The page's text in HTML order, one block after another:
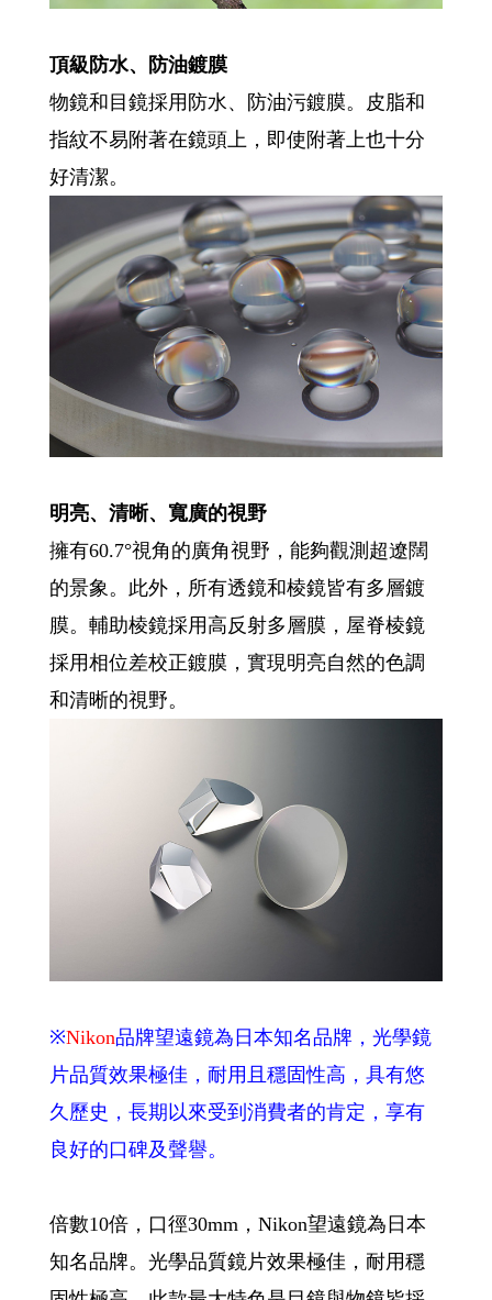
頂級防水、防油鍍膜
物鏡和目鏡採用防水、防油污鍍膜。皮脂和
指紋不易附著在鏡頭上，即使附著上也十分
好清潔。
明亮、清晰、寬廣的視野
擁有60.7°視角的廣角視野，能夠觀測超遼闊
的景象。此外，所有透鏡和棱鏡皆有多層鍍
膜。輔助棱鏡採用高反射多層膜，屋脊棱鏡
採用相位差校正鍍膜，實現明亮自然的色調
和清晰的視野。
※Nikon品牌望遠鏡為日本知名品牌，光學鏡
片品質效果極佳，耐用且穩固性高，具有悠
久歷史，長期以來受到消費者的肯定，享有
良好的口碑及聲譽。
倍數10倍，口徑30mm，Nikon望遠鏡為日本
知名品牌。光學品質鏡片效果極佳，耐用穩